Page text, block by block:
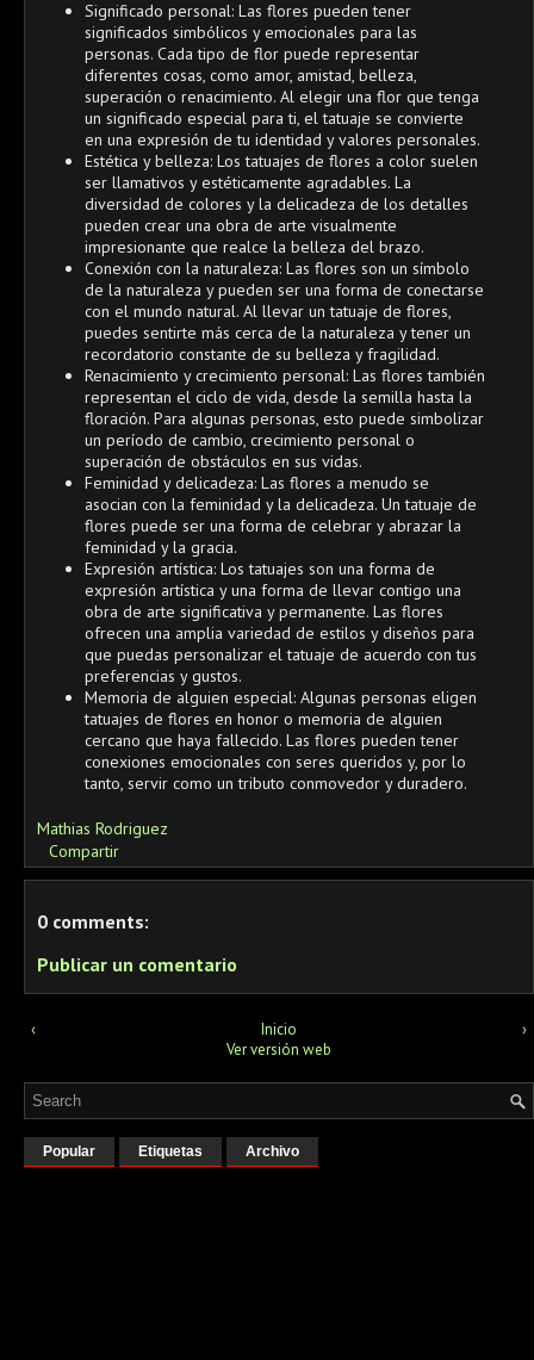
Significado personal: Las flores pueden tener
significados simbólicos y emocionales para las
personas. Cada tipo de flor puede representar
diferentes cosas, como amor, amistad, belleza,
superación o renacimiento. Al elegir una flor que tenga
un significado especial para ti, el tatuaje se convierte
en una expresión de tu identidad y valores personales.
Estética y belleza: Los tatuajes de flores a color suelen
ser llamativos y estéticamente agradables. La
diversidad de colores y la delicadeza de los detalles
pueden crear una obra de arte visualmente
impresionante que realce la belleza del brazo.
Conexión con la naturaleza: Las flores son un símbolo
de la naturaleza y pueden ser una forma de conectarse
con el mundo natural. Al llevar un tatuaje de flores,
puedes sentirte más cerca de la naturaleza y tener un
recordatorio constante de su belleza y fragilidad.
Renacimiento y crecimiento personal: Las flores también
representan el ciclo de vida, desde la semilla hasta la
floración. Para algunas personas, esto puede simbolizar
un período de cambio, crecimiento personal o
superación de obstáculos en sus vidas.
Feminidad y delicadeza: Las flores a menudo se
asocian con la feminidad y la delicadeza. Un tatuaje de
flores puede ser una forma de celebrar y abrazar la
feminidad y la gracia.
Expresión artística: Los tatuajes son una forma de
expresión artística y una forma de llevar contigo una
obra de arte significativa y permanente. Las flores
ofrecen una amplia variedad de estilos y diseños para
que puedas personalizar el tatuaje de acuerdo con tus
preferencias y gustos.
Memoria de alguien especial: Algunas personas eligen
tatuajes de flores en honor o memoria de alguien
cercano que haya fallecido. Las flores pueden tener
conexiones emocionales con seres queridos y, por lo
tanto, servir como un tributo conmovedor y duradero.
Mathias Rodriguez
Compartir
0 comments:
Publicar un comentario
‹ ›
Inicio
Ver versión web
Popular Etiquetas Archivo